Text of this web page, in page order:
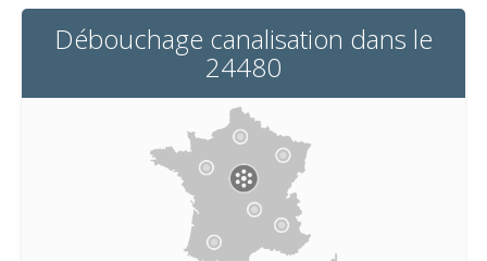
Débouchage canalisation dans le
24480